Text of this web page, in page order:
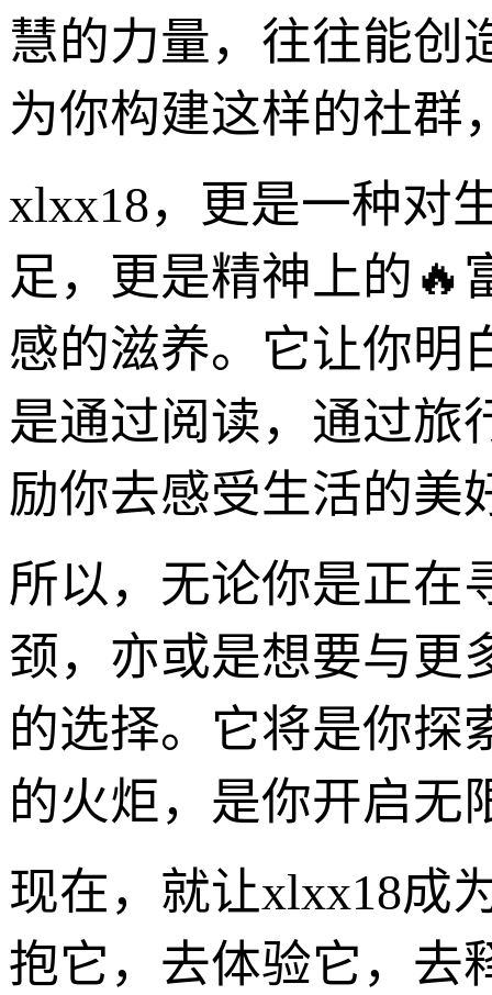
慧的力量，往往能创
为你构建这样的社群
xlxx18，更是一种对
足，更是精神上的🔥
感的滋养。它让你明
是通过阅读，通过旅
励你去感受生活的美
所以，无论你是正在
颈，亦或是想要与更
的选择。它将是你探
的火炬，是你开启无
现在，就让xlxx18成
抱它，去体验它，去